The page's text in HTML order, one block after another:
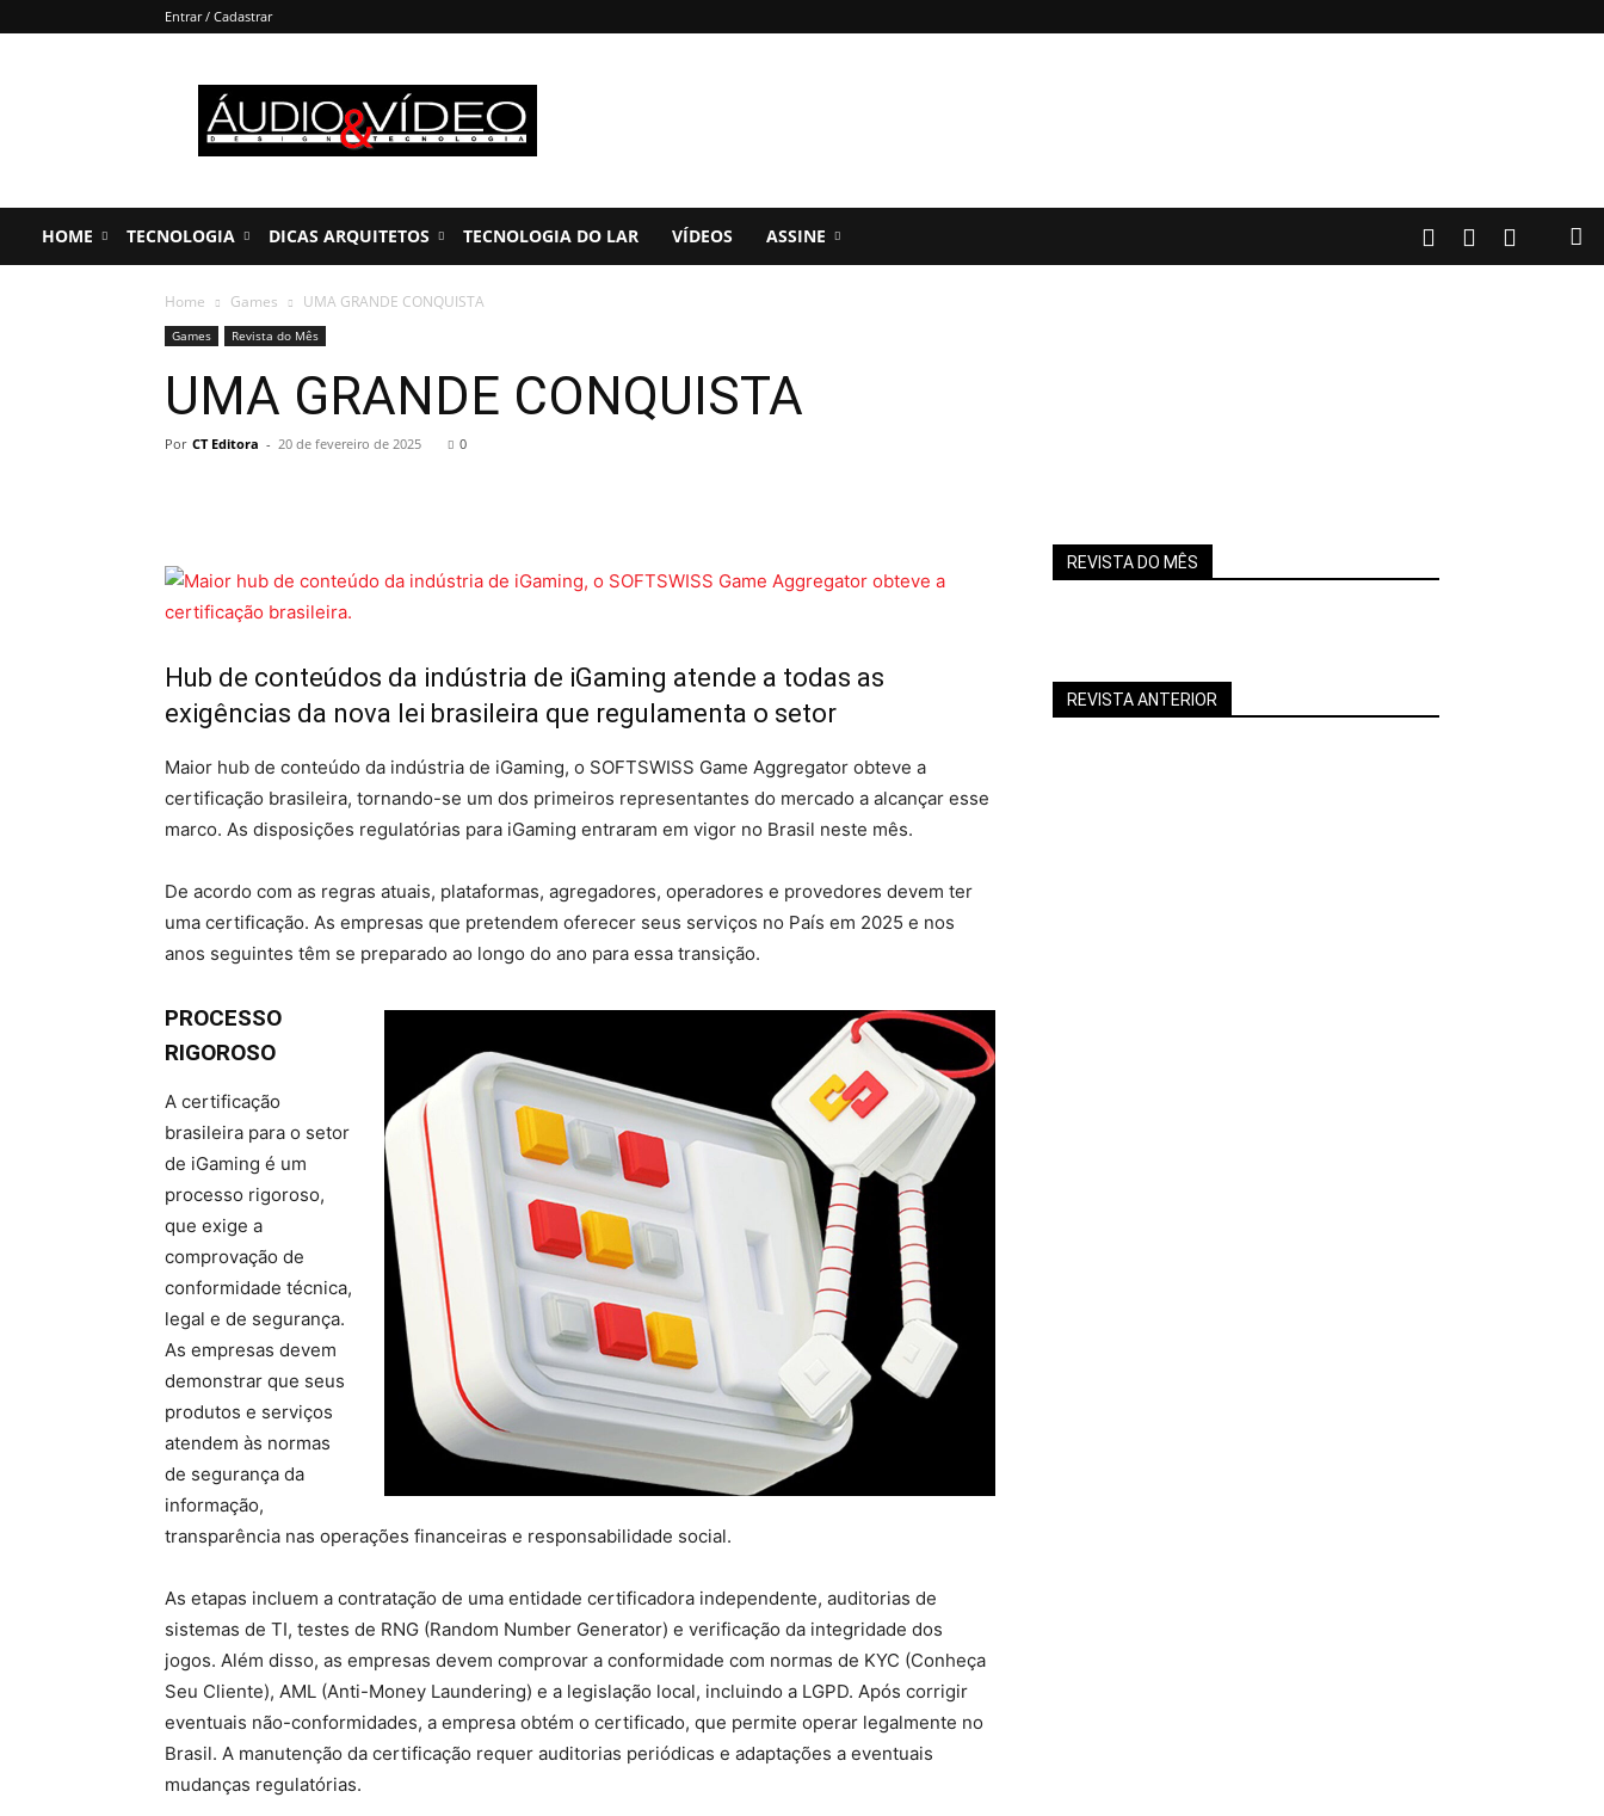
Entrar / Cadastrar
&
Vídeo
HOME TECNOLOGIA DICAS ARQUITETOS TECNOLOGIA DO LAR VÍDEOS ASSINE
Home Games UMA GRANDE CONQUISTA
Games Revista do Mês
UMA GRANDE CONQUISTA
Por CT Editora - 20 de fevereiro de 2025 0
Hub de conteúdos da indústria de iGaming atende a todas as
exigências da nova lei brasileira que regulamenta o setor
Maior hub de conteúdo da indústria de iGaming, o SOFTSWISS Game Aggregator obteve a
certificação brasileira, tornando-se um dos primeiros representantes do mercado a alcançar esse
marco. As disposições regulatórias para iGaming entraram em vigor no Brasil neste mês.
De acordo com as regras atuais, plataformas, agregadores, operadores e provedores devem ter
uma certificação. As empresas que pretendem oferecer seus serviços no País em 2025 e nos
anos seguintes têm se preparado ao longo do ano para essa transição.
PROCESSO
RIGOROSO
A certificação
brasileira para o setor
de iGaming é um
processo rigoroso,
que exige a
comprovação de
conformidade técnica,
legal e de segurança.
As empresas devem
demonstrar que seus
produtos e serviços
atendem às normas
de segurança da
informação,
transparência nas operações financeiras e responsabilidade social.
As etapas incluem a contratação de uma entidade certificadora independente, auditorias de
sistemas de TI, testes de RNG (Random Number Generator) e verificação da integridade dos
jogos. Além disso, as empresas devem comprovar a conformidade com normas de KYC (Conheça
Seu Cliente), AML (Anti-Money Laundering) e a legislação local, incluindo a LGPD. Após corrigir
eventuais não-conformidades, a empresa obtém o certificado, que permite operar legalmente no
Brasil. A manutenção da certificação requer auditorias periódicas e adaptações a eventuais
mudanças regulatórias.
REVISTA DO MÊS
REVISTA ANTERIOR